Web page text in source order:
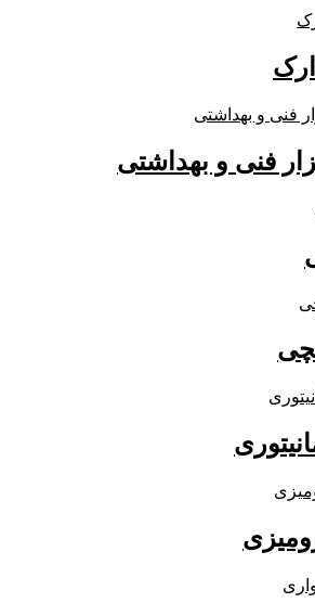
بهداشتی